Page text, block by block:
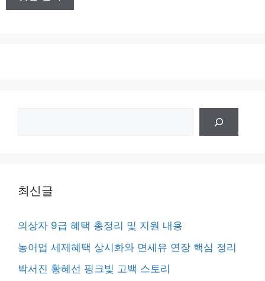
최신글
의상자 9급 혜택 총정리 및 지원 내용
농어업 세제혜택 상시화와 면세유 연장 핵심 정리
박서진 황혜선 핑크빛 고백 스토리